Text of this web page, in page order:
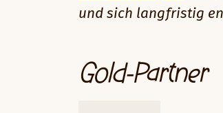
und sich langfristig
Gold-Partner